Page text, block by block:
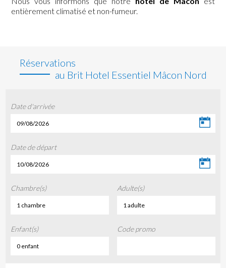
entièrement climatisé et non-fumeur.
Réservations
au Brit Hotel Essentiel Mâcon Nord
Date d'arrivée
09/08/2026
Date de départ
10/08/2026
Chambre(s)
1 chambre
Adulte(s)
1 adulte
Enfant(s)
0 enfant
Code promo